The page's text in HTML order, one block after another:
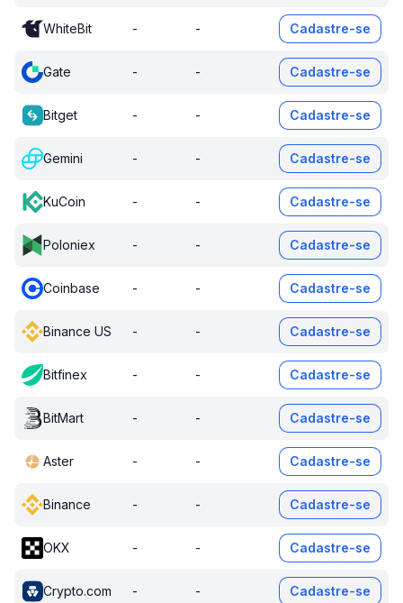
WhiteBit - - Cadastre-se
Gate - - Cadastre-se
Bitget - - Cadastre-se
Gemini - - Cadastre-se
KuCoin - - Cadastre-se
Poloniex - - Cadastre-se
Coinbase - - Cadastre-se
Binance US - - Cadastre-se
Bitfinex - - Cadastre-se
BitMart - - Cadastre-se
Aster - - Cadastre-se
Binance - - Cadastre-se
OKX - - Cadastre-se
Crypto.com - - Cadastre-se